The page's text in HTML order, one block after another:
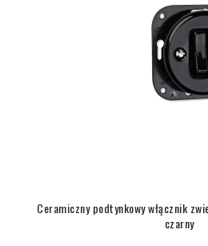
Ceramiczny podtynkowy włącznik
czarny